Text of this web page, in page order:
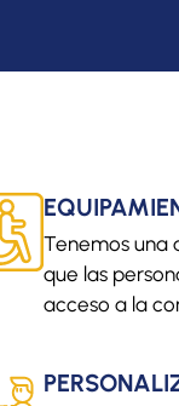
Tenemos una
que las
acceso a la